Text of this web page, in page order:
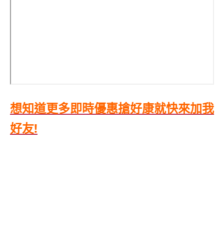
想知道更多即時優惠搶好康就快來加我
好友!